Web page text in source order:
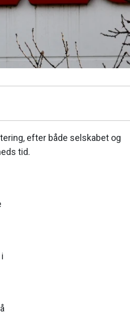
efter både selskabet og
tid.